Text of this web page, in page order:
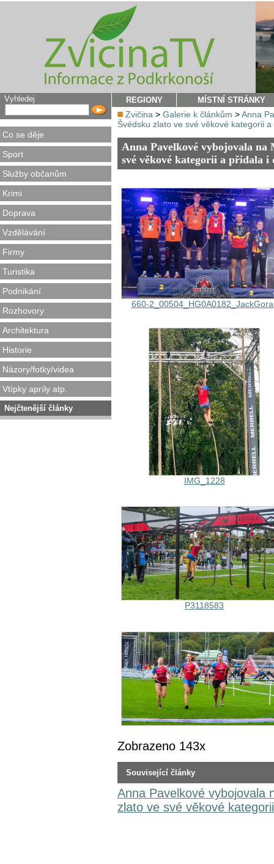
Vyhledej
Co se děje
Sport
Služby občanům
Krimi
Doprava
Vzdělávání
Firmy
Turistika
Podnikání
Rozhovory
Architektura
Historie
Názory/fotky/videa
Vtípky apríly atp.
Nejčtenější články
REGIONY MÍSTNÍ STRÁNKY
Zvičina > Galerie k článkům >Anna
Švédsku zlato ve své věkové kategorii
Anna Pavelkové vybojovala na
své věkové kategorii a přidala i
660-
IMG_1228
P3118583
Zobrazeno 143x
Související články
Anna Pavelkové vybojovala
zlato ve své věkové